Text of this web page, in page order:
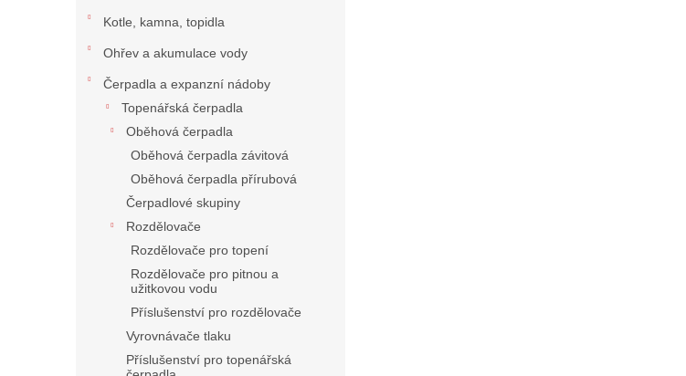
Kotle, kamna, topidla
Ohřev a akumulace vody
Čerpadla a expanzní nádoby
Topenářská čerpadla
Oběhová čerpadla
Oběhová čerpadla závitová
Oběhová čerpadla přírubová
Čerpadlové skupiny
Rozdělovače
Rozdělovače pro topení
Rozdělovače pro pitnou a
užitkovou vodu
Příslušenství pro rozdělovače
Vyrovnávače tlaku
Příslušenství pro topenářská